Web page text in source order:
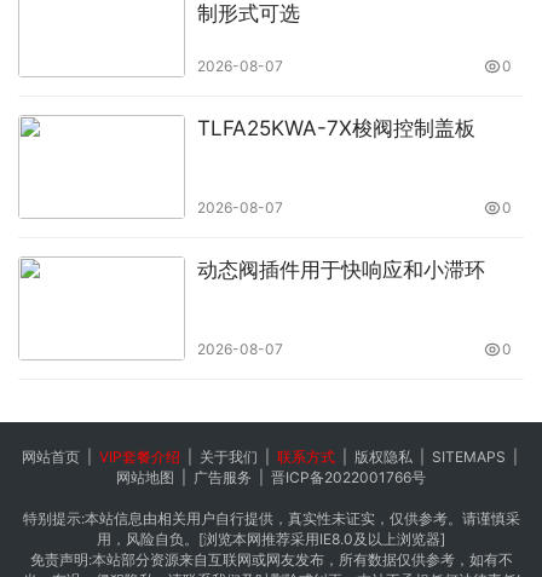
制形式可选
2026-08-07 0
TLFA25KWA-7X梭阀控制盖板
2026-08-07 0
动态阀插件用于快响应和小滞环
2026-08-07 0
网站首页| VIP套餐介绍 关于我们 联系方式| 版权隐私| SITEMAPS
网站地图
广告服务 晋ICP备2022001766号
特别提示:本站信息由相关用户自行提供，真实性未证实，仅供参考。请谨慎采
用，风险自负。[浏览本网推荐采用IE8.0及以上浏览器]
免责声明:本站部分资源来自互联网或网友发布，所有数据仅供参考，如有不